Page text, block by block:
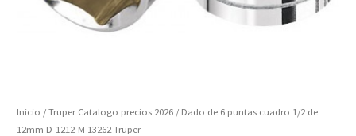
Inicio /Truper Catalogo precios 2026 / Dado de 6 puntas cuadro 1/2 de
12mm D-1212-M 13262 Truper